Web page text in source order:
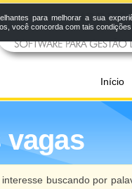
Início
vagas
buscando por
para melhorar a sua
você concorda com tais